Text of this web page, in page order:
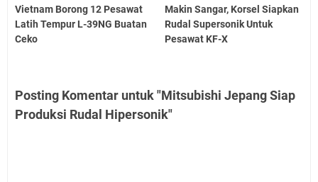
Vietnam Borong 12 Pesawat
Latih Tempur L-39NG Buatan
Ceko
Makin Sangar, Korsel Siapkan
Rudal Supersonik Untuk
Pesawat KF-X
Posting Komentar untuk "Mitsubishi Jepang Siap
Produksi Rudal Hipersonik"